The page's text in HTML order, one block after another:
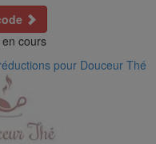
cours
pour Douceur Thé